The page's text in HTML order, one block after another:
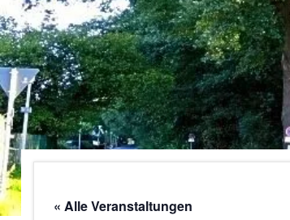
« Alle Veranstaltungen